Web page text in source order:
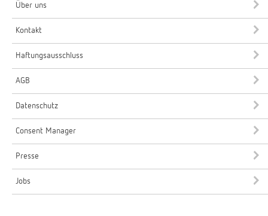
Über uns
Kontakt
Haftungsausschluss
AGB
Datenschutz
Consent Manager
Presse
Jobs